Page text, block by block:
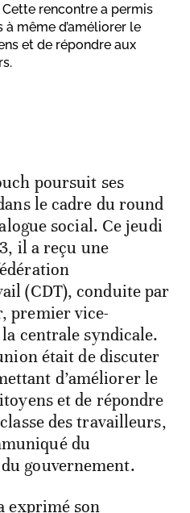
rencontre a permis
à même d’améliorer le
et de répondre aux
poursuit ses
le cadre du round
social. Ce jeudi
il a reçu une
(CDT), conduite par
premier vice-
centrale syndicale.
était de discuter
d’améliorer le
et de répondre
des travailleurs,
du
gouvernement.
exprimé son